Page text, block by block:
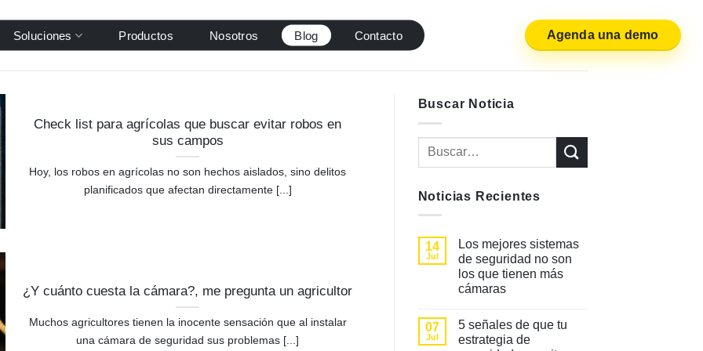
Soluciones Productos Nosotros Blog Contacto Agenda una demo
Check list para agrícolas que buscar evitar robos en
sus campos
Hoy, los robos en agrícolas no son hechos aislados, sino delitos
planificados que afectan directamente [...]
¿Y cuánto cuesta la cámara?, me pregunta un agricultor
Muchos agricultores tienen la inocente sensación que al instalar
una cámara de seguridad sus problemas [...]
Buscar Noticia
Noticias Recientes
14
Jul
Los mejores sistemas
de seguridad no son
los que tienen más
cámaras
comentarios
Los
07
Jul
5 señales de que tu
estrategia de